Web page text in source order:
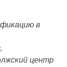
в
центр